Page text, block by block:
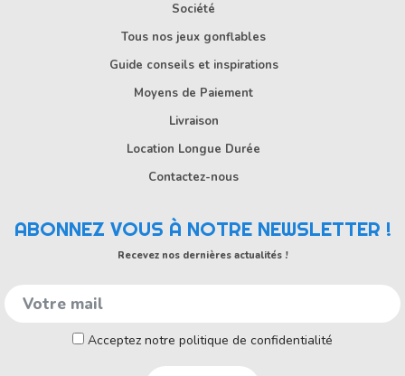
Société
Tous nos jeux gonflables
Guide conseils et inspirations
Moyens de Paiement
Livraison
Location Longue Durée
Contactez-nous
ABONNEZ VOUS À NOTRE NEWSLETTER !
Recevez nos dernières actualités !
Acceptez notre politique de confidentialité